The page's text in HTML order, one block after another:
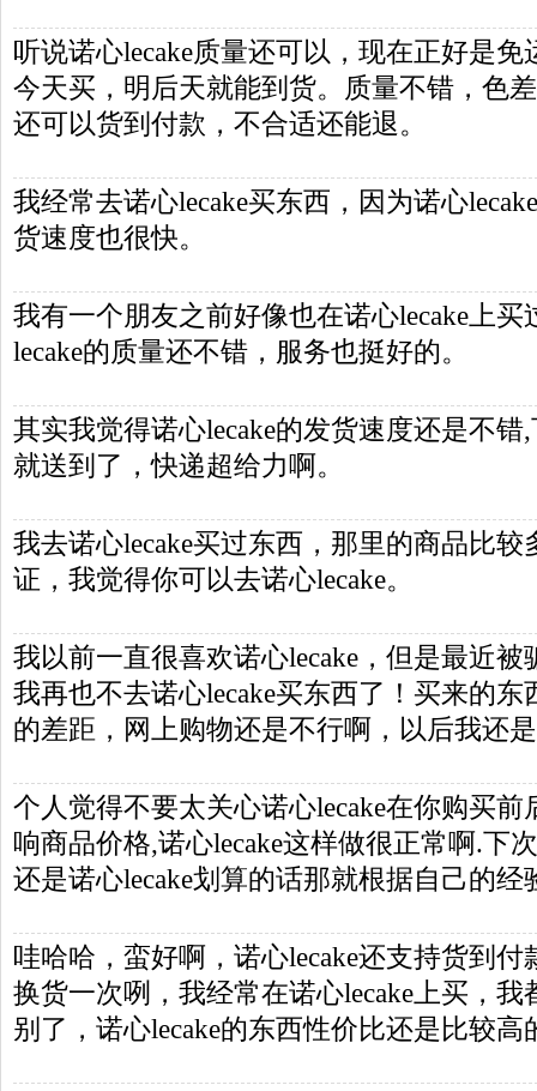
听说诺心lecake质量还可以，现在正好是
今天买，明后天就能到货。质量不错，色
还可以货到付款，不合适还能退。
我经常去诺心lecake买东西，因为诺心
货速度也很快。
我有一个朋友之前好像也在诺心lecake上
lecake的质量还不错，服务也挺好的。
其实我觉得诺心lecake的发货速度还是不错
就送到了，快递超给力啊。
我去诺心lecake买过东西，那里的商品比
证，我觉得你可以去诺心lecake。
我以前一直很喜欢诺心lecake，但是最近
我再也不去诺心lecake买东西了！买来的
的差距，网上购物还是不行啊，以后我还
个人觉得不要太关心诺心lecake在你购买
响商品价格,诺心lecake这样做很正常啊.下
还是诺心lecake划算的话那就根据自己的
哇哈哈，蛮好啊，诺心lecake还支持货到
换货一次咧，我经常在诺心lecake上买，
别了，诺心lecake的东西性价比还是比较高